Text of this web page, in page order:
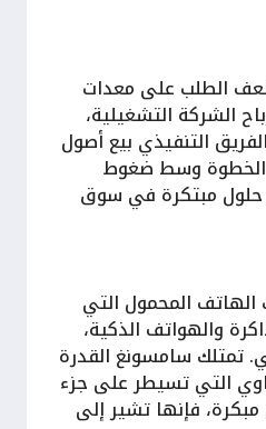
الطلب على معدات
الذي أدى إلى تراجع بنسبة 32% في أرباح الشركة التشغيلية،
التنفيذي بيع أصول
دولار. تأتي هذه الخطوة وسط ضغوط
حلول مبتكرة في سوق
المحمول التي
والهواتف الذكية،
سامسونغ القدرة
التي تسيطر على جزء
فإنها تشير إلى